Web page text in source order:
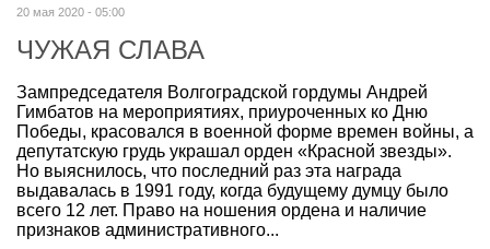
20 мая 2020 - 05:00
ЧУЖАЯ СЛАВА
Зампредседателя Волгоградской гордумы Андрей
Гимбатов на мероприятиях, приуроченных ко Дню
Победы, красовался в военной форме времен войны, а
депутатскую грудь украшал орден «Красной звезды».
Но выяснилось, что последний раз эта награда
выдавалась в 1991 году, когда будущему думцу было
всего 12 лет. Право на ношения ордена и наличие
признаков административного...